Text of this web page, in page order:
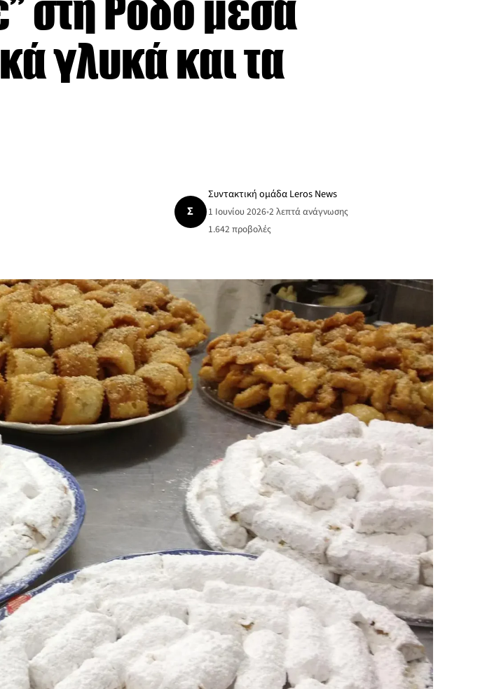
γλυκά και τα
Σ
Συντακτική ομάδα Leros News
1 Ιουνίου 2026•2 λεπτά ανάγνωσης
1.642 προβολές